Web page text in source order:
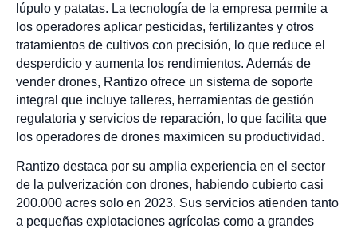
lúpulo y patatas. La tecnología de la empresa permite a
los operadores aplicar pesticidas, fertilizantes y otros
tratamientos de cultivos con precisión, lo que reduce el
desperdicio y aumenta los rendimientos. Además de
vender drones, Rantizo ofrece un sistema de soporte
integral que incluye talleres, herramientas de gestión
regulatoria y servicios de reparación, lo que facilita que
los operadores de drones maximicen su productividad.
Rantizo destaca por su amplia experiencia en el sector
de la pulverización con drones, habiendo cubierto casi
200.000 acres solo en 2023. Sus servicios atienden tanto
a pequeñas explotaciones agrícolas como a grandes